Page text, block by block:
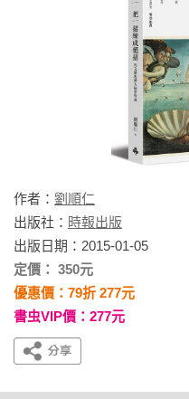
作者： 劉順仁
出版社： 時報出版
出版日期：2015-01-05
定價： 350元
優惠價：79折 277元
書虫VIP價：277元